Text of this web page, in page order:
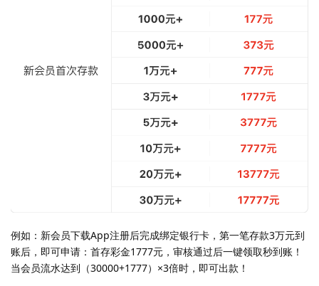
例如：新会员下载App注册后完成绑定银行卡，第一笔存款3万元到
账后，即可申请：首存彩金1777元，审核通过后一键领取秒到账！
当会员流水达到（30000+1777）×3倍时，即可出款！